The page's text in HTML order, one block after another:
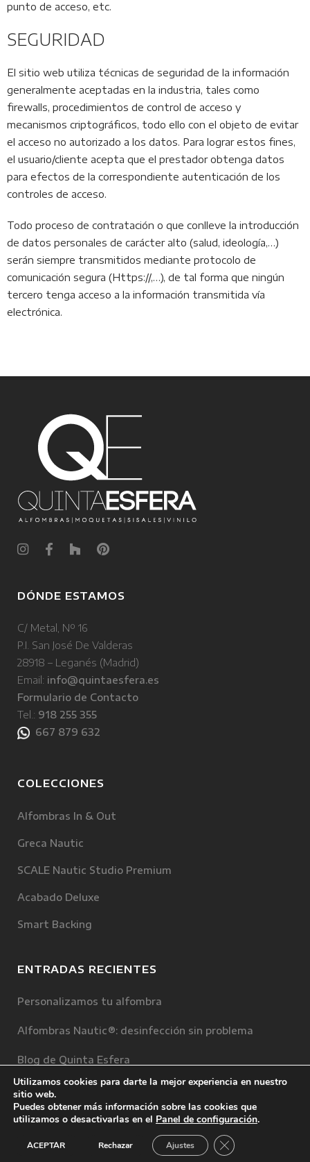
punto de acceso, etc.
SEGURIDAD
El sitio web utiliza técnicas de seguridad de la información
generalmente aceptadas en la industria, tales como
firewalls, procedimientos de control de acceso y
mecanismos criptográficos, todo ello con el objeto de evitar
el acceso no autorizado a los datos. Para lograr estos fines,
el usuario/cliente acepta que el prestador obtenga datos
para efectos de la correspondiente autenticación de los
controles de acceso.
Todo proceso de contratación o que conlleve la introducción
de datos personales de carácter alto (salud, ideología,…)
serán siempre transmitidos mediante protocolo de
comunicación segura (Https://,…), de tal forma que ningún
tercero tenga acceso a la información transmitida vía
electrónica.
DÓNDE ESTAMOS
C/ Metal, Nº 16
P.I. San José De Valderas
28918 – Leganés (Madrid)
Email: info@quintaesfera.es
Formulario de Contacto
Tel.: 918 255 355
667 879 632
COLECCIONES
Alfombras In & Out
Greca Nautic
SCALE Nautic Studio Premium
Acabado Deluxe
Smart Backing
ENTRADAS RECIENTES
Personalizamos tu alfombra
Alfombras Nautic®: desinfección sin problema
Blog de Quinta Esfera
© Copyright Quinta Esfera · Aviso legal·Política de
Política de cookies· Diseñado por
Utilizamos cookies para darte la mejor experiencia en nuestro
sitio web.
Puedes obtener más información sobre las cookies que
utilizamos o desactivarlas en el Panel de configuración.
ACEPTAR Rechazar Ajustes Cerrar el banner de